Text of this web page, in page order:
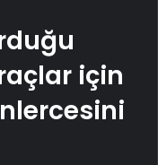
için